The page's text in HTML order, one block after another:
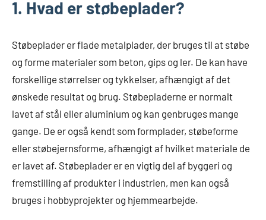
1. Hvad er støbeplader?
Støbeplader er flade metalplader, der bruges til at støbe
og forme materialer som beton, gips og ler. De kan have
forskellige størrelser og tykkelser, afhængigt af det
ønskede resultat og brug. Støbepladerne er normalt
lavet af stål eller aluminium og kan genbruges mange
gange. De er også kendt som formplader, støbeforme
eller støbejernsforme, afhængigt af hvilket materiale de
er lavet af. Støbeplader er en vigtig del af byggeri og
fremstilling af produkter i industrien, men kan også
bruges i hobbyprojekter og hjemmearbejde.